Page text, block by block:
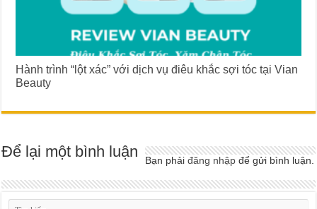
Hành trình “lột xác” với dịch vụ điêu khắc sợi tóc tại Vian
Beauty
Để lại một bình luận Bạn phảiđăng nhập để gửi bình luận.